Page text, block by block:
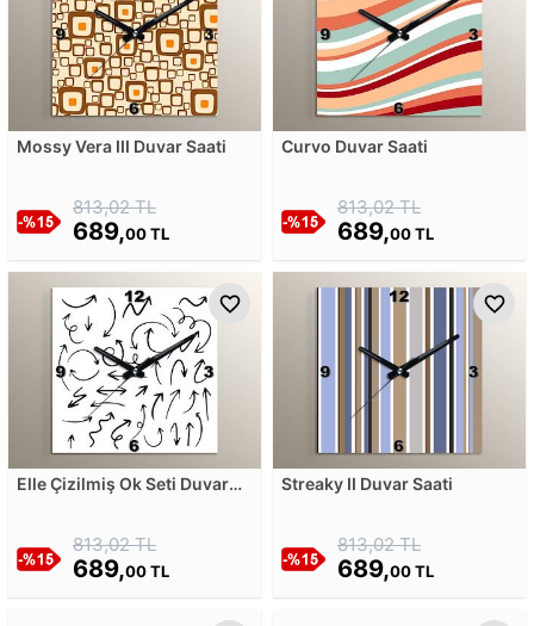
Mossy Vera III Duvar Saati
813,02 TL
689,00 TL
Curvo Duvar Saati
813,02 TL
689,00 TL
Elle Çizilmiş Ok Seti Duvar
813,02 TL
689,00 TL
Streaky II Duvar Saati
813,02 TL
689,00 TL